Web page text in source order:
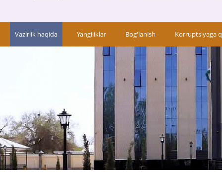
Vazirlik haqida Yangiliklar Bog'lanish Korruptsiyaga